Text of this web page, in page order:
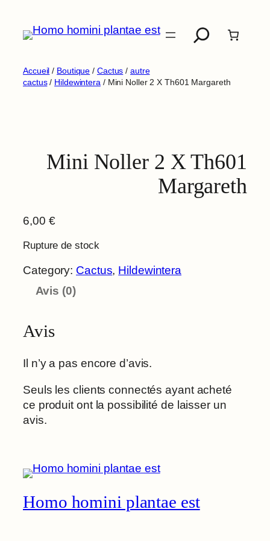
contenu
Accueil / Boutique / Cactus /autre
cactus/ Hildewintera/ Mini Noller 2 X Th601 Margareth
Mini Noller 2 X Th601
Margareth
6,00 €
Rupture de stock
Category: Cactus, Hildewintera
Avis (0)
Avis
Il n’y a pas encore d’avis.
Seuls les clients connectés ayant acheté
ce produit ont la possibilité de laisser un
avis.
Homo homini plantae est